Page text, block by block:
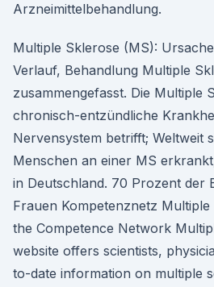
Arzneimittelbehandlung.
Multiple Sklerose (MS):
Verlauf, Behandlung Multiple
zusammengefasst. Die Multiple
chronisch-entzündliche
Nervensystem betrifft; Weltweit
Menschen an einer MS
in Deutschland. 70 Prozent der
Frauen Kompetenznetz
the Competence Network
website offers scientists,
to-date information on multiple